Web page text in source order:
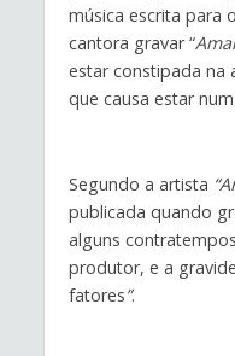
música escrita para
cantora gravar “
estar constipada na
que causa estar
Segundo a artista
publicada quando
alguns
produtor, e a
fatores”.